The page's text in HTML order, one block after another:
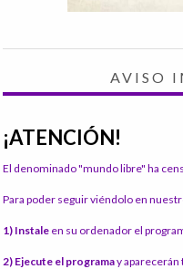
AVISO
¡ATENCIÓN!
El denominado "mundo libre" ha
Para poder seguir viéndolo en
1) Instale en su ordenador el
2) Ejecute el programay aparecerán